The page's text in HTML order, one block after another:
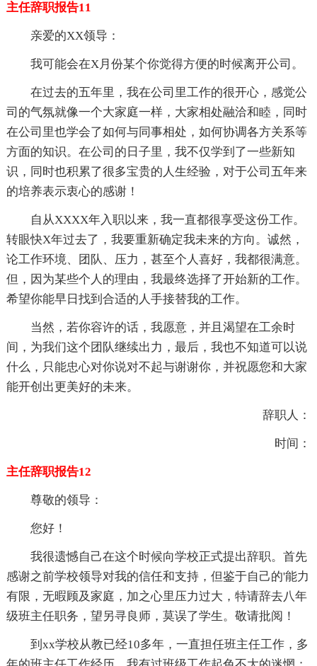
主任辞职报告11
亲爱的XX领导：
我可能会在X月份某个你觉得方便的时候离开公司。
在过去的五年里，我在公司里工作的很开心，感觉公
司的气氛就像一个大家庭一样，大家相处融洽和睦，同时
在公司里也学会了如何与同事相处，如何协调各方关系等
方面的知识。在公司的日子里，我不仅学到了一些新知
识，同时也积累了很多宝贵的人生经验，对于公司五年来
的培养表示衷心的感谢！
自从XXXX年入职以来，我一直都很享受这份工作。
转眼快X年过去了，我要重新确定我未来的方向。诚然，
论工作环境、团队、压力，甚至个人喜好，我都很满意。
但，因为某些个人的理由，我最终选择了开始新的工作。
希望你能早日找到合适的人手接替我的工作。
当然，若你容许的话，我愿意，并且渴望在工余时
间，为我们这个团队继续出力，最后，我也不知道可以说
什么，只能忠心对你说对不起与谢谢你，并祝愿您和大家
能开创出更美好的未来。
辞职人：
时间：
主任辞职报告12
尊敬的领导：
您好！
我很遗憾自己在这个时候向学校正式提出辞职。首先
感谢之前学校领导对我的信任和支持，但鉴于自己的'能力
有限，无暇顾及家庭，加之心里压力过大，特请辞去八年
级班主任职务，望另寻良师，莫误了学生。敬请批阅！
到xx学校从教已经10多年，一直担任班主任工作，多